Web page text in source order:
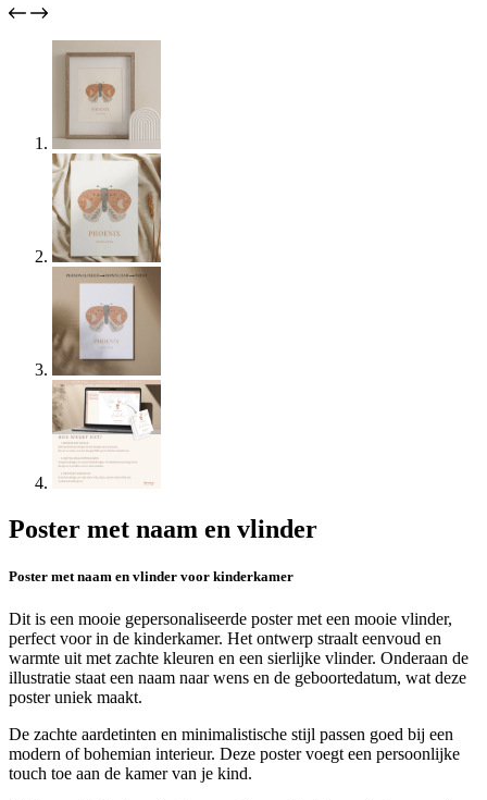
Poster met naam en vlinder
Poster met naam en vlinder voor kinderkamer
Dit is een mooie gepersonaliseerde poster met een mooie vlinder,
perfect voor in de kinderkamer. Het ontwerp straalt eenvoud en
warmte uit met zachte kleuren en een sierlijke vlinder. Onderaan de
illustratie staat een naam naar wens en de geboortedatum, wat deze
poster uniek maakt.
De zachte aardetinten en minimalistische stijl passen goed bij een
modern of bohemian interieur. Deze poster voegt een persoonlijke
touch toe aan de kamer van je kind.